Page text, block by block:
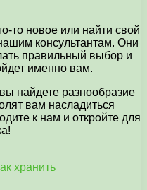
то новое или найти свой
консультантам. Они
правильный выбор и
именно вам.
найдете разнообразие
вам насладиться
к нам и откройте для
хранить